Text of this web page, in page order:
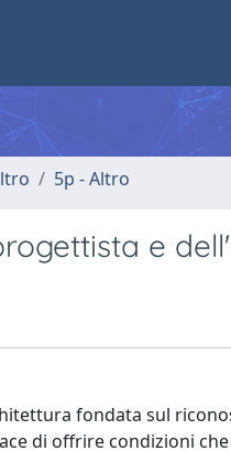
5p - Altro
e
fondata sul
di offrire condizioni